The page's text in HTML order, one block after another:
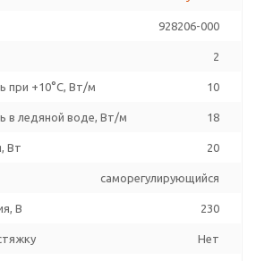
928206-000
2
при +10°С, Вт/м 10
в ледяной воде, Вт/м 18
Вт 20
саморегулирующийся
В 230
Нет